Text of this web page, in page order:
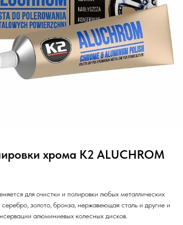
хрома K2 ALUCHROM
для очистки и полировки любых металлических
золото, бронза, нержавеющая сталь и другие и
алюминиевых колесных дисков.